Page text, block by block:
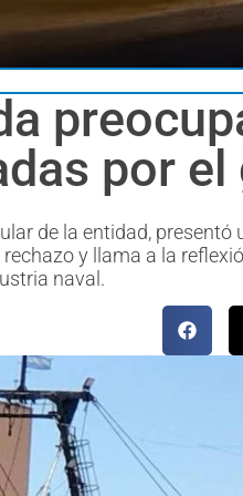
por
de la entidad, presentó
rechazo y llama a la
naval.